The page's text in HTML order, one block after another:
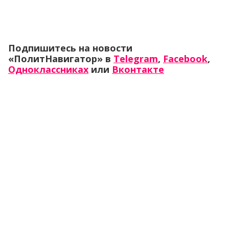
Подпишитесь на новости
«ПолитНавигатор» в Telegram, Facebook,
Одноклассниках или Вконтакте